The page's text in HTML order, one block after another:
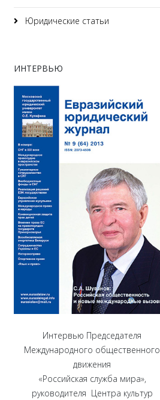
Юридические статьи
ИНТЕРВЬЮ
Интервью Председателя
Международного общественного
движения
«Российская служба мира»,
руководителя Центра культур